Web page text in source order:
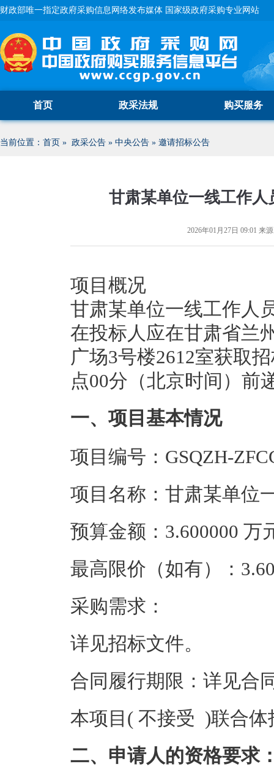
财政部唯一指定政府采购信息网络发布媒体 国家级政府采购专业网站
首页 政采法规 购买服务
当前位置： 首页 » 政采公告 » 中央公告 » 邀请招标公告
甘肃某单位一线工作
2026年01月27日 09:01 来
项目概况
甘肃某单位一线工作人
在投标人应在甘肃省兰
广场3号楼2612室获取
点00分（北京时间）前
一、项目基本情况
项目编号：GSQZH-
项目名称：甘肃某单位
预算金额：3.600000 万
最高限价（如有）：
采购需求：
详见招标文件。
合同履行期限：详见合
本项目( 不接受 )联合体
二、申请人的资格要求